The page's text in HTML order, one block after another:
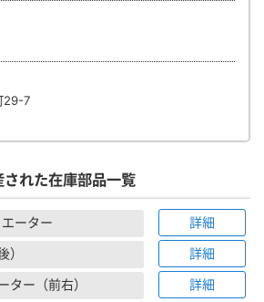
29-7
れた在庫部品一覧
ーター
詳細
）
詳細
ター（前右）
詳細